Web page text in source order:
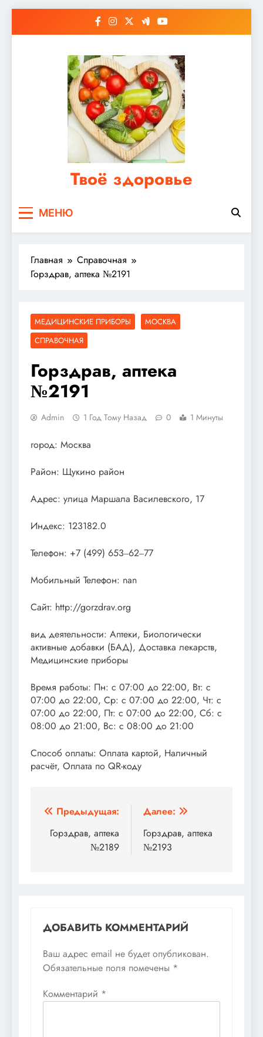
Твоё здоровье
мужском здоровье
МЕНЮ
Главная
Справочная
Горздрав, аптека №2191
МЕДИЦИНСКИЕ ПРИБОРЫ
МОСКВА
СПРАВОЧНАЯ
Горздрав, аптека
№2191
Admin 1 Год Тому Назад 0 1 Минуты
город: Москва
Район: Щукино район
Адрес: улица Маршала Василевского, 17
Индекс: 123182.0
Телефон: +7 (499) 653‒62‒77
Мобильный Телефон: nan
Сайт: http://gorzdrav.org
вид деятельности: Аптеки, Биологически
активные добавки (БАД), Доставка лекарств,
Медицинские приборы
Время работы: Пн: с 07:00 до 22:00, Вт: с
07:00 до 22:00, Ср: с 07:00 до 22:00, Чт: с
07:00 до 22:00, Пт: с 07:00 до 22:00, Сб: с
08:00 до 21:00, Вс: с 08:00 до 21:00
Способ оплаты: Оплата картой, Наличный
расчёт, Оплата по QR-коду
Навигация
по
записям
Предыдущая:
Горздрав, аптека
№2189
Далее:
Горздрав, аптека
№2193
ДОБАВИТЬ КОММЕНТАРИЙ
Ваш адрес email не будет опубликован.
Обязательные поля помечены *
Комментарий *